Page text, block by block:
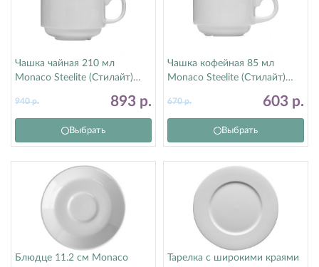
Чашка чайная 210 мл
Monaco Steelite (Стилайт)
893 р.
940р.
Выбрать
Чашка кофейная 85 мл
Monaco Steelite (Стилайт)
603 р.
670р.
Выбрать
Блюдце 11.2 см Monaco Тарелка с широкими краями